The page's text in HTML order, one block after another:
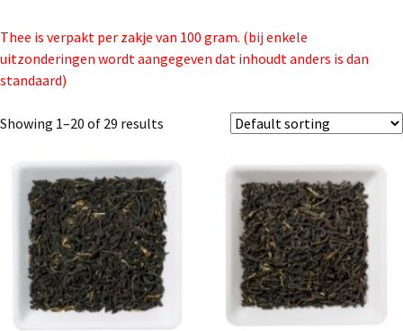
Thee is verpakt per zakje van 100 gram. (bij enkele
uitzonderingen wordt aangegeven dat inhoudt anders is dan
standaard)
Showing 1–20 of 29 results